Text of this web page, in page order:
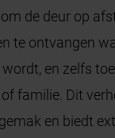
de deur op
te ontvangen
en zelfs
familie. Dit
en biedt